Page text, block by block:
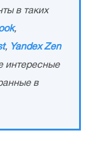
в таких
,
, Yandex Zen
интересные
в